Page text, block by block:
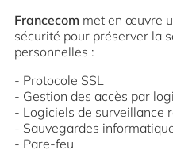
Francecom met en œuvre
sécurité pour préserver la
personnelles :
Protocole SSL
Gestion des accès par
Logiciels de surveillance
Sauvegardes
Pare-feu